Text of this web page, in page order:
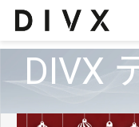
AIソリューション
DIVX